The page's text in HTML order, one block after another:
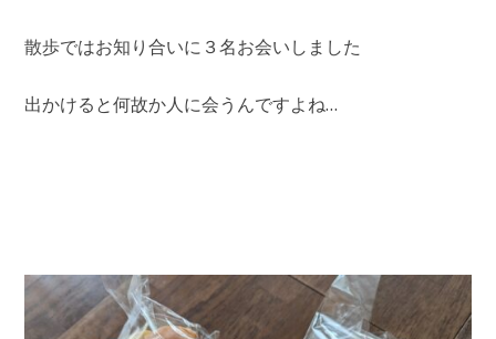
散歩ではお知り合いに３名お会いしました
出かけると何故か人に会うんですよね…